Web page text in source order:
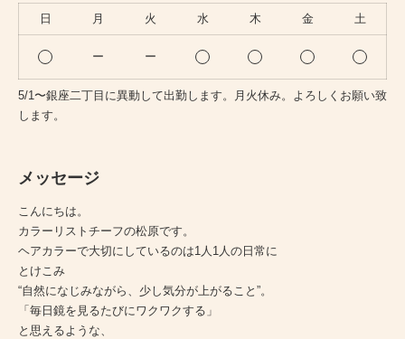
日 月 火 水 木 金 土
ー ー
5/1〜銀座二丁目に異動して出勤します。月火休み。よろしくお願い致
します。
メッセージ
こんにちは。
カラーリストチーフの松原です。
ヘアカラーで大切にしているのは1人1人の日常に
とけこみ
“自然になじみながら、少し気分が上がること”。
「毎日鏡を見るたびにワクワクする」
と思えるような、